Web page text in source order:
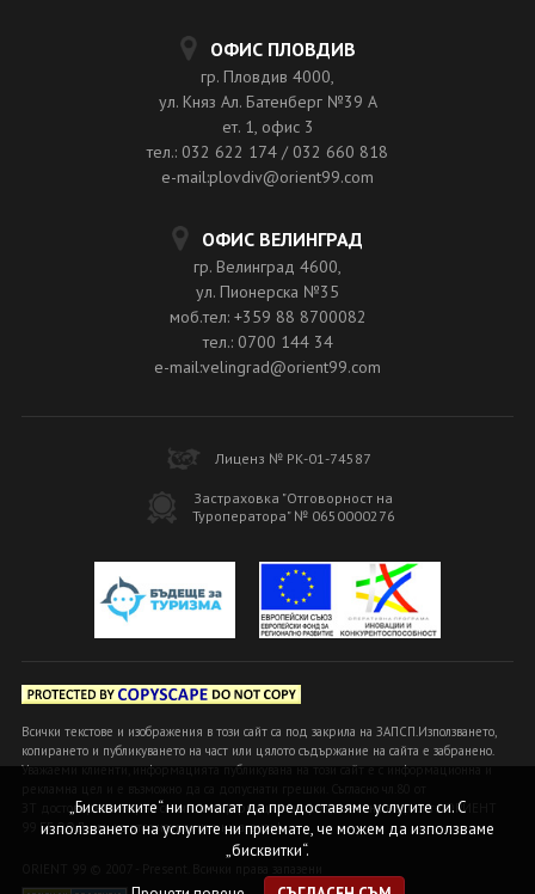
ОФИС ПЛОВДИВ
гр. Пловдив 4000,
ул. Княз Ал. Батенберг №39 A
ет. 1, офис 3
тел.: 032 622 174 / 032 660 818
e-mail:plovdiv@orient99.com
ОФИС ВЕЛИНГРАД
гр. Велинград 4600,
ул. Пионерска №35
моб.тел: +359 88 8700082
тел.: 0700 144 34
e-mail:velingrad@orient99.com
Лиценз № РК-01-74587
Застраховка "Отговорност на
Туроператора" № 0650000276
Всички текстове и изображения в този сайт са под закрила на ЗАПСП.Използването,
копирането и публикуването на част или цялото съдържание на сайта е забранено.
Уважаеми клиенти, информацията публикувана на този сайт е с информационна и
ЗТ достоверна и вярна се счита информацията, предоставена в офисите ОРИЕНТ
99 БГ ООД или на оторизираните ни агенти!
„Бисквитките“ ни помагат да предоставяме услугите си. С
използването на услугите ни приемате, че можем да използваме
„бисквитки“.